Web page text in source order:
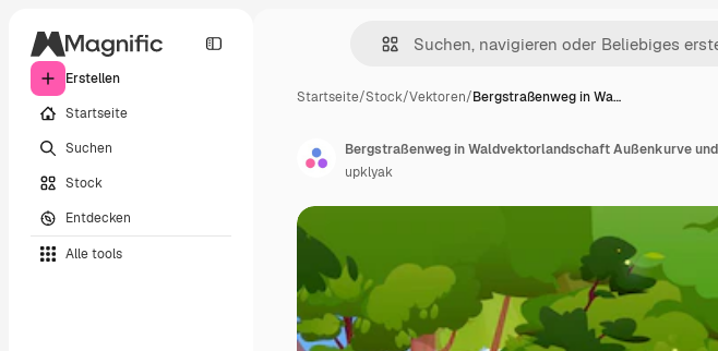
Erstellen
Startseite
Suchen
Stock
Entdecken
Alle tools
Startseite/Stock/Vektoren/Bergstraßenweg in Wa…
upklyak